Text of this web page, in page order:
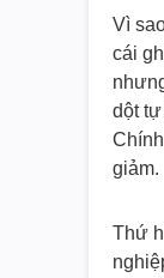
Vì
cái
dột
giảm.
Thứ